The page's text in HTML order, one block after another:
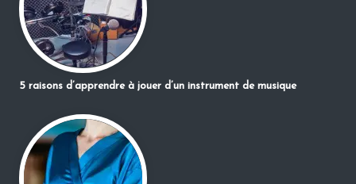
5 raisons d’apprendre à jouer d’un instrument de musique